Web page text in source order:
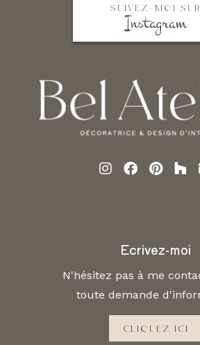
SUIVEZ-MOI SUR
Instagram
Ecrivez-moi
N'hésitez pas à me
toute demande
CLIQUEZ ICI